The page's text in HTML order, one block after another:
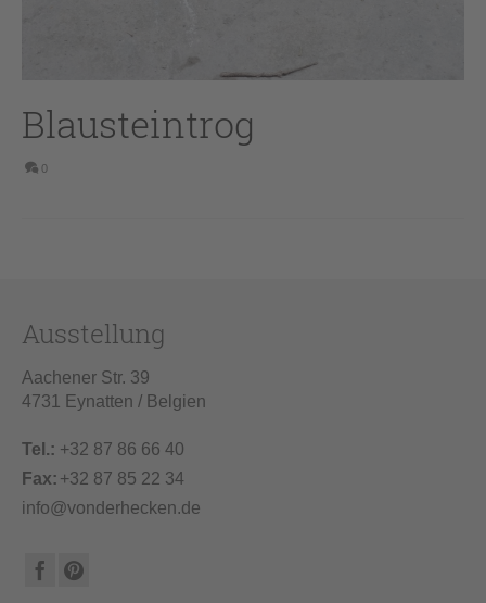
Blausteintrog
0
Ausstellung
Aachener Str. 39
4731 Eynatten / Belgien
Tel.: +32 87 86 66 40
Fax: +32 87 85 22 34
info@vonderhecken.de